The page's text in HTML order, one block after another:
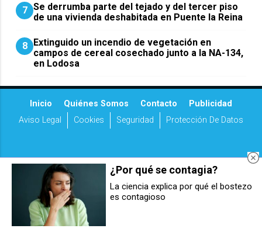
7 Se derrumba parte del tejado y del tercer piso
de una vivienda deshabitada en Puente la Reina
8
Extinguido un incendio de vegetación en
campos de cereal cosechado junto a la NA-134,
en Lodosa
Inicio Quiénes Somos Contacto
Publicidad
Aviso Legal
Cookies Seguridad Protección De Datos
WEBS DEL GRUPO COMUNIKAZE
Diecisiete municipios de la
comarca firman un protocolo para
coordinar los servicios del área
metropolitana
Berriozar acoge este sábado una
¿Por qué se contagia?
La ciencia explica por qué el bostezo
es contagioso